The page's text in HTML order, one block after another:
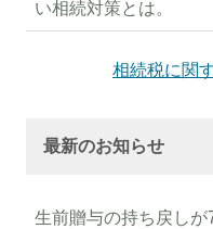
い相続対策とは。
相続税に関
最新のお知らせ
生前贈与の持ち戻し